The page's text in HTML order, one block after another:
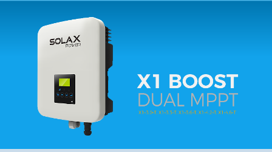
Solax FAQ
Lugar para intercambiar dudas sobre inversores solares Solax y temas relacionados.